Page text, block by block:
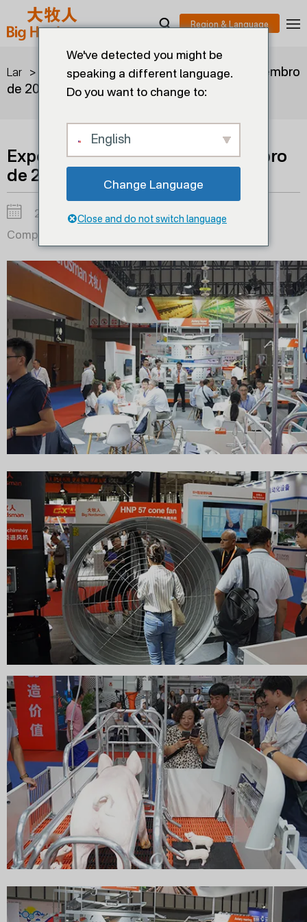
Lar > Blogs >
Exposição ViV Nanjing de setembro
de 2024
Exposição ViV Nanjing de setembro
de 2024
2024-09-01
Compartilhar em:
We've detected you might be
speaking a different language.
Do you want to change to:
English
Change Language
Close and do not switch language